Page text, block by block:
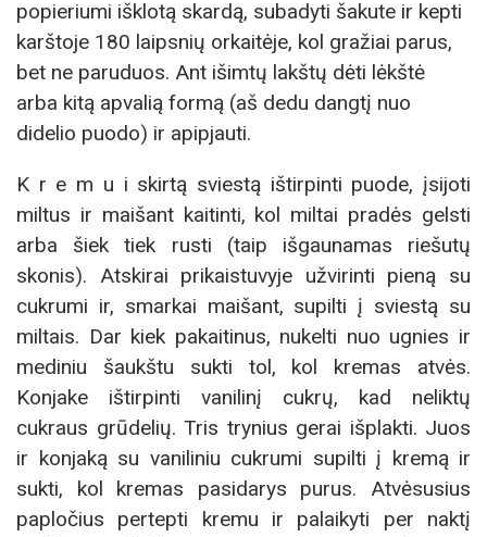
popieriumi išklotą skardą, subadyti šakute ir kepti
karštoje 180 laipsnių orkaitėje, kol gražiai parus,
bet ne paruduos. Ant išimtų lakštų dėti lėkštė
arba kitą apvalią formą (aš dedu dangtį nuo
didelio puodo) ir apipjauti.
K r e m u i skirtą sviestą ištirpinti puode, įsijoti
miltus ir maišant kaitinti, kol miltai pradės gelsti
arba šiek tiek rusti (taip išgaunamas riešutų
skonis). Atskirai prikaistuvyje užvirinti pieną su
cukrumi ir, smarkai maišant, supilti į sviestą su
miltais. Dar kiek pakaitinus, nukelti nuo ugnies ir
mediniu šaukštu sukti tol, kol kremas atvės.
Konjake ištirpinti vanilinį cukrų, kad neliktų
cukraus grūdelių. Tris trynius gerai išplakti. Juos
ir konjaką su vaniliniu cukrumi supilti į kremą ir
sukti, kol kremas pasidarys purus. Atvėsusius
papločius pertepti kremu ir palaikyti per naktį